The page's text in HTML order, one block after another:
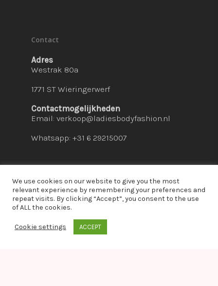
Contact
Adres
Westrak 80a
1771 ST Wieringerwerf
Contactmogelijkheden
Email: verkoop@ladiesbodyfashion.nl
Whatsapp: +31 6 29215007
© 2026 Ladies Bodyfashion. hosted by:
We use cookies on our website to give you the most
relevant experience by remembering your preferences and
repeat visits. By clicking “Accept”, you consent to the use
of ALL the cookies.
Cookie settings ACCEPT